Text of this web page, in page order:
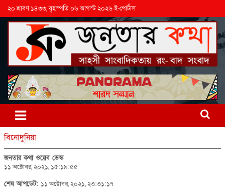
২০ শ্রাবণ ১৪৩৩, বৃহস্পতি ০৬ আগস্ট ২০২৬ ই-পোর্টাল
বিনোদুনিয়া
জনতার কথা ওয়েব ডেস্ক
১১ অক্টোবর, ২০২১, ১৫:১৯:৫৫
শেষ আপডেট: ১১ অক্টোবর, ২০২১, ২৩:৩১:১৭